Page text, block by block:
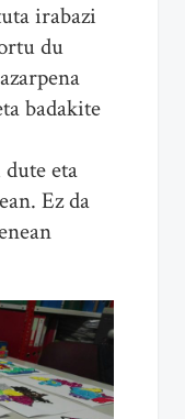
irabazi
du
badakite
eta
Ez da